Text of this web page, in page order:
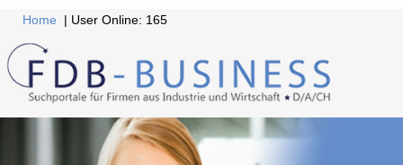
Home | User Online: 165